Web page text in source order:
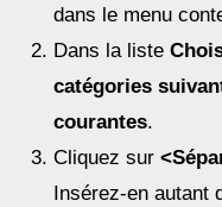
dans le menu
Dans la liste
catégories
courantes.
Cliquez sur
Insérez-en autant